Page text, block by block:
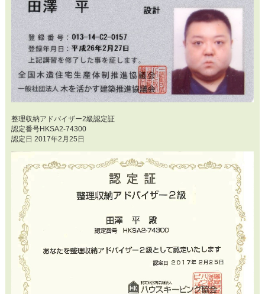
整理収納アドバイザー2級認定証
認定番号HKSA2-74300
認定日 2017年2月25日